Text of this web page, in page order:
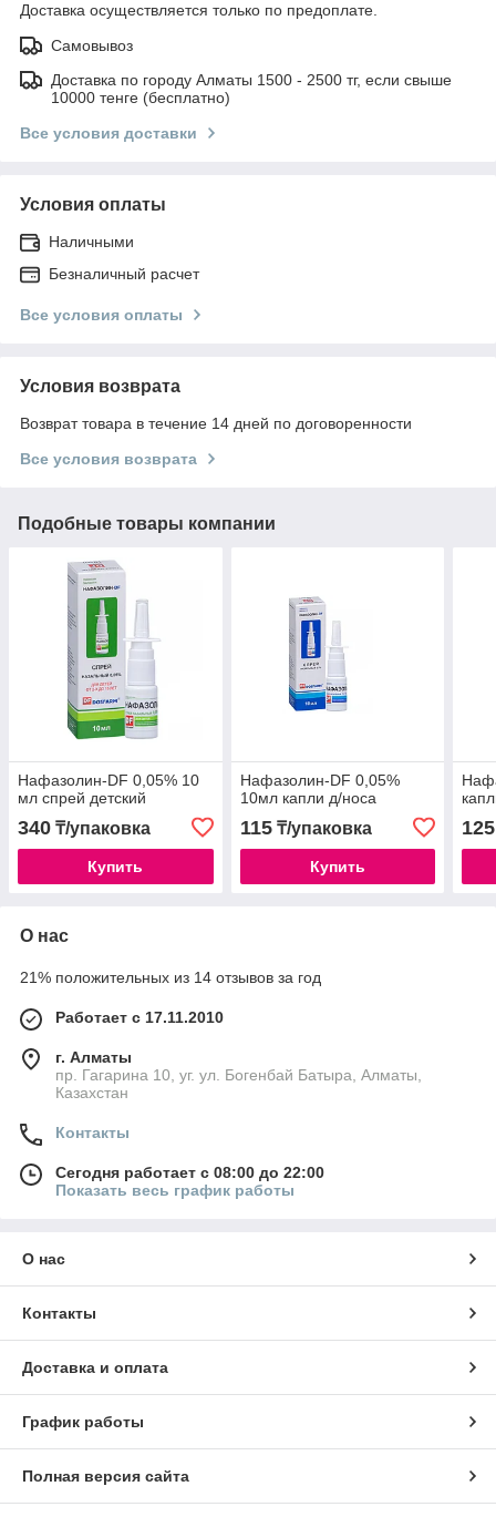
Доставка осуществляется только по предоплате.
Самовывоз
Доставка по городу Алматы 1500 - 2500 тг, если свыше
10000 тенге (бесплатно)
Все условия доставки
Условия оплаты
Наличными
Безналичный расчет
Все условия оплаты
Условия возврата
Возврат товара в течение 14 дней по договоренности
Все условия возврата
Подобные товары компании
Нафазолин-DF 0,05% 10
мл спрей детский
340 ₸/упаковка
Купить
Нафазолин-DF 0,05%
10мл капли д/носа
115₸/упаковка
Купить
125
О нас
21% положительных из 14 отзывов за год
Работает с 17.11.2010
г. Алматы
пр. Гагарина 10, уг. ул. Богенбай Батыра, Алматы,
Казахстан
Контакты
Сегодня работает с 08:00 до 22:00
Показать весь график работы
О нас
Контакты
Доставка и оплата
График работы
Полная версия сайта